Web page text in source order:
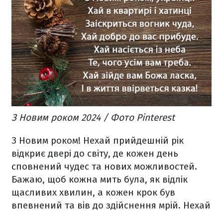
З Новим роком 2024 / Фото Pinterest
З Новим роком! Нехай прийдешній рік
відкриє двері до світу, де кожен день
сповнений чудес та нових можливостей.
Бажаю, щоб кожна мить була, як відлік
щасливих хвилин, а кожен крок був
впевнений та вів до здійснення мрій. Нехай